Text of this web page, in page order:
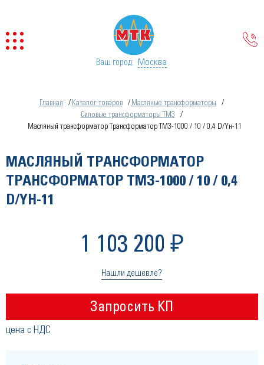
Ваш город: Москва
Главная Каталог товаров
Масляные трансформаторы
Силовые трансформаторы ТМЗ
Масляный трансформатор Трансформатор ТМЗ-1000 / 10 / 0,4 D/Yн-11
МАСЛЯНЫЙ ТРАНСФОРМАТОР
ТРАНСФОРМАТОР ТМЗ-1000 / 10 / 0,4
D/YН-11
1 103 200 ₽
Нашли дешевле?
Запросить КП
цена с НДС